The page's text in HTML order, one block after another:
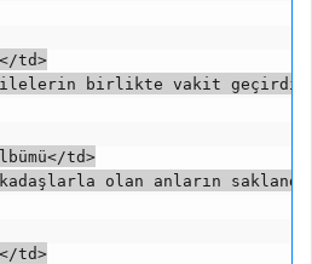
td>
birlikte vakit
td>
olan anların
td>